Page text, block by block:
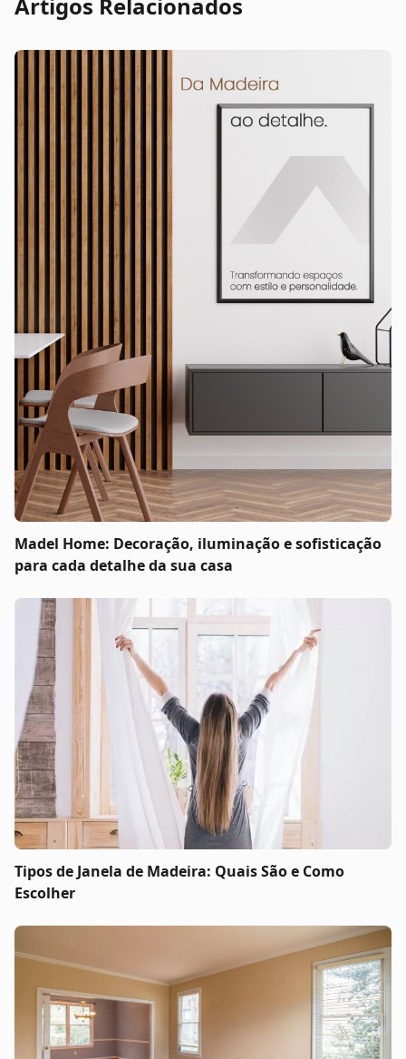
Madel Home: Decoração, iluminação e sofisticação
para cada detalhe da sua casa
Tipos de Janela de Madeira: Quais São e Como
Escolher